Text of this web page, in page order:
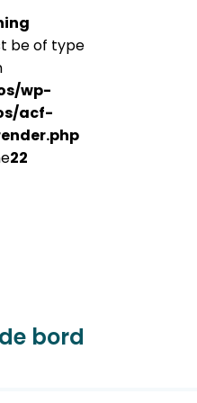
be of type
wp-
acf-
22
bord